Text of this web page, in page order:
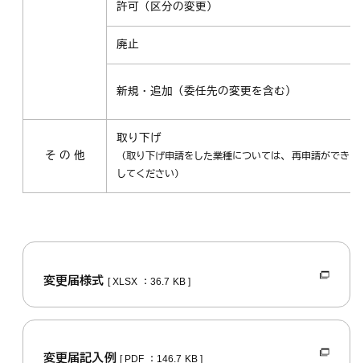
許可（区分の変更）
廃止
新規・追加（委任先の変更を含む）
そ の 他
取り下げ
（取り下げ申請をした業種については、 再申請ができ
してください）
変更届様式 [ XLSX ：36.7 KB ]
変更届記入例 [ PDF ：146.7 KB ]